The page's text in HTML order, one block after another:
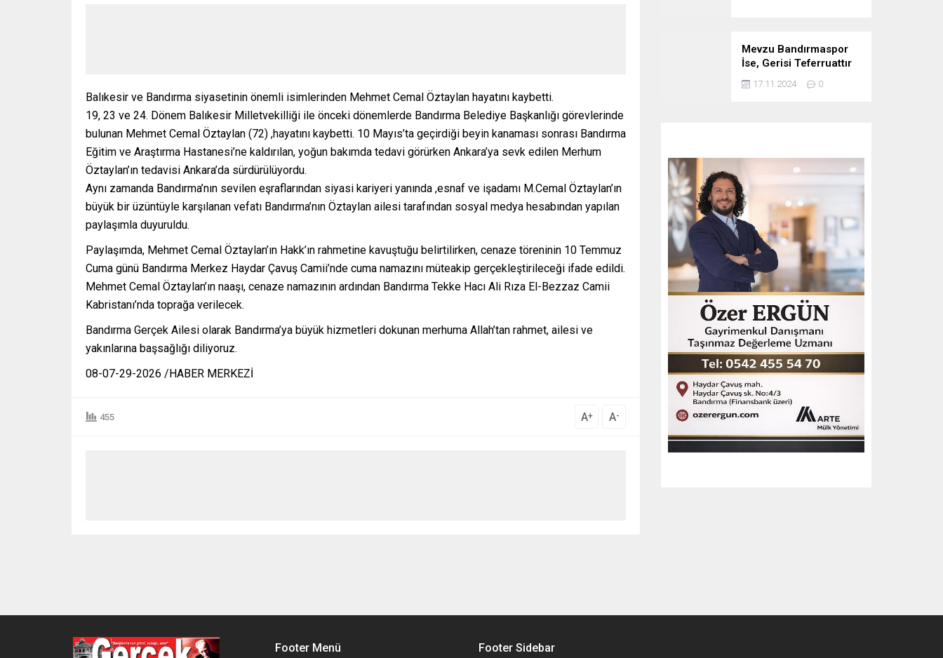
Balıkesir ve Bandırma siyasetinin önemli isimlerinden Mehmet Cemal Öztaylan hayatını kaybetti.
19, 23 ve 24. Dönem Balıkesir Milletvekilliği ile önceki dönemlerde Bandırma Belediye Başkanlığı görevlerinde
bulunan Mehmet Cemal Öztaylan (72) ,hayatını kaybetti. 10 Mayıs’ta geçirdiği beyin kanaması sonrası Bandırma
Eğitim ve Araştırma Hastanesi’ne kaldırılan, yoğun bakımda tedavi görürken Ankara’ya sevk edilen Merhum
Öztaylan’ın tedavisi Ankara’da sürdürülüyordu.
Aynı zamanda Bandırma’nın sevilen eşraflarından siyasi kariyeri yanında ,esnaf ve işadamı M.Cemal Öztaylan’ın
büyük bir üzüntüyle karşılanan vefatı Bandırma’nın Öztaylan ailesi tarafından sosyal medya hesabından yapılan
paylaşımla duyuruldu.
Paylaşımda, Mehmet Cemal Öztaylan’ın Hakk’ın rahmetine kavuştuğu belirtilirken, cenaze töreninin 10 Temmuz
Cuma günü Bandırma Merkez Haydar Çavuş Camii’nde cuma namazını müteakip gerçekleştirileceği ifade edildi.
Mehmet Cemal Öztaylan’ın naaşı, cenaze namazının ardından Bandırma Tekke Hacı Ali Rıza El-Bezzaz Camii
Kabristanı’nda toprağa verilecek.
Bandırma Gerçek Ailesi olarak Bandırma’ya büyük hizmetleri dokunan merhuma Allah’tan rahmet, ailesi ve
yakınlarına başsağlığı diliyoruz.
08-07-29-2026 /HABER MERKEZİ
455 A+ A-
Mevzu Bandırmaspor
İse, Gerisi Teferruattır
17.11.2024 0
Footer Menü Footer Sidebar